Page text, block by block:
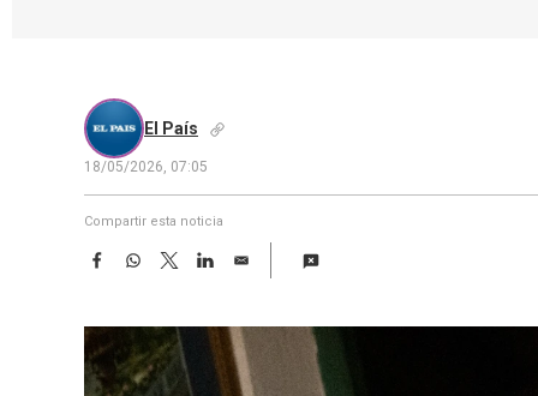
El País
18/05/2026, 07:05
Compartir esta noticia
F
e
b
o
W
t
s
A
T
w
t
t
e
L
k
e
d
E
i
l